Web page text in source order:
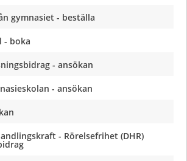
gymnasiet - beställa
- boka
- ansökan
- ansökan
- Rörelsefrihet (DHR)